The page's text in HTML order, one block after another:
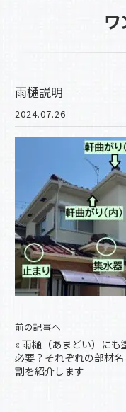
ワ
雨樋説明
2024.07.26
前の記事へ
« 雨樋（あまどい）にも
必要？それぞれの部材
割を紹介します